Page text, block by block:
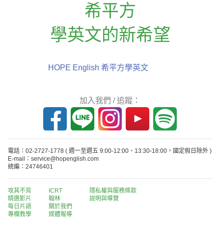
希平方
學英文的新希望
HOPE English 希平方學英文
加入我們 / 追蹤：
電話：02-2727-1778 ( 週一至週五 9:00-12:00、13:30-18:00，國定假日除外 )
E-mail：service@hopenglish.com
統編：24746401
攻其不背
精選影片
每日片語
專欄教學
ICRT
翰林
關於我們
媒體報導
隱私權與服務條款
說明與導覽